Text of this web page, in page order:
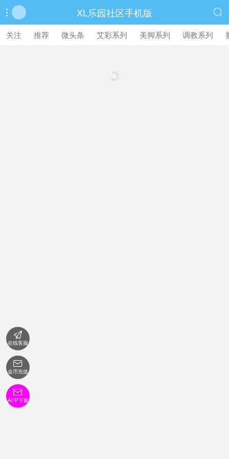
 XL乐园社区手机版 
关注 推荐 微头条 艾彩系列 美脚系列 调教系列
繁體中文版

在线客服

金币充值

APP下载